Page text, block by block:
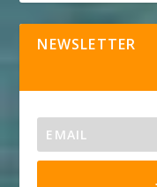
NEWSLETTER